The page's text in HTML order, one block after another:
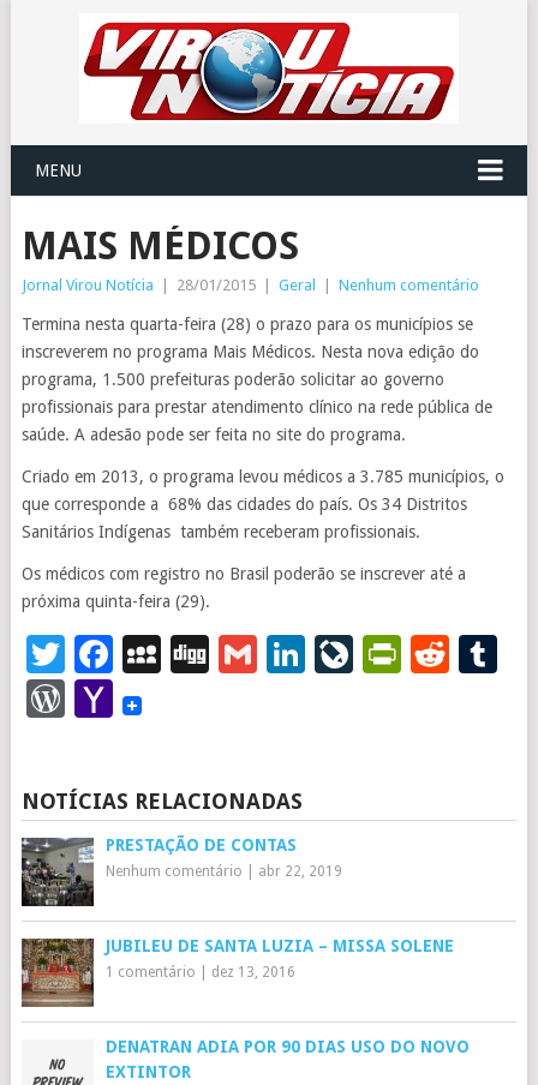
MENU
MAIS MÉDICOS
Jornal Virou Notícia 28/01/2015 Geral Nenhum comentário
Termina nesta quarta-feira (28) o prazo para os municípios se
inscreverem no programa Mais Médicos. Nesta nova edição do
programa, 1.500 prefeituras poderão solicitar ao governo
profissionais para prestar atendimento clínico na rede pública de
saúde. A adesão pode ser feita no site do programa.
Criado em 2013, o programa levou médicos a 3.785 municípios, o
que corresponde a 68% das cidades do país. Os 34 Distritos
Sanitários Indígenas também receberam profissionais.
Os médicos com registro no Brasil poderão se inscrever até a
próxima quinta-feira (29).
Twitter
Facebook
MySpace
DiggGmailLinkedIn
WordPress
Yahoo
NOTÍCIAS RELACIONADAS
PRESTAÇÃO DE CONTAS
Nenhum comentário abr 22, 2019
JUBILEU DE SANTA LUZIA – MISSA SOLENE
1 comentário dez 13, 2016
DENATRAN ADIA POR 90 DIAS USO DO NOVO
EXTINTOR